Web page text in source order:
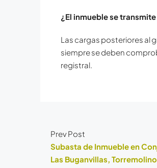
¿El inmueble se
Las cargas posteriores al
siempre se deben
registral.
Prev Post
Subasta de Inmueble en
Las Buganvillas,